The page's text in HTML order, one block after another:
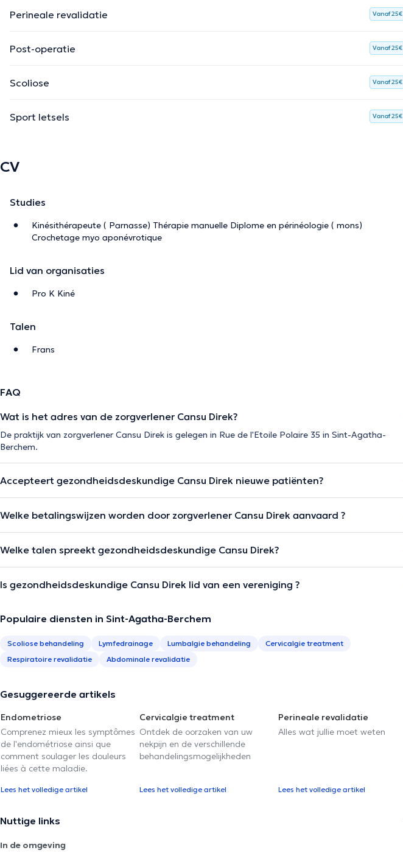
Perineale revalidatie Vanaf 25€
Post-operatie Vanaf 25€
Scoliose Vanaf 25€
Sport letsels Vanaf 25€
CV
Studies
Kinésithérapeute ( Parnasse) Thérapie manuelle Diplome en périnéologie ( mons)
Crochetage myo aponévrotique
Lid van organisaties
Pro K Kiné
Talen
Frans
FAQ
Wat is het adres van de zorgverlener Cansu Direk?
De praktijk van zorgverlener Cansu Direk is gelegen in Rue de l'Etoile Polaire 35 in Sint-Agatha-
Berchem.
Accepteert gezondheidsdeskundige Cansu Direk nieuwe patiënten?
Welke betalingswijzen worden door zorgverlener Cansu Direk aanvaard ?
Welke talen spreekt gezondheidsdeskundige Cansu Direk?
Is gezondheidsdeskundige Cansu Direk lid van een vereniging ?
Populaire diensten in Sint-Agatha-Berchem
Scoliose behandeling Lymfedrainage Lumbalgie behandeling
Cervicalgie treatment
Respiratoire revalidatie
Abdominale revalidatie
Gesuggereerde artikels
Endometriose
Comprenez mieux les symptômes
de l'endométriose ainsi que
comment soulager les douleurs
liées à cette maladie.
Lees het volledige artikel
Cervicalgie treatment
Ontdek de oorzaken van uw
nekpijn en de verschillende
behandelingsmogelijkheden
Lees het volledige artikel
Perineale revalidatie
Alles wat jullie moet weten
Lees het volledige artikel
Nuttige links
In de omgeving